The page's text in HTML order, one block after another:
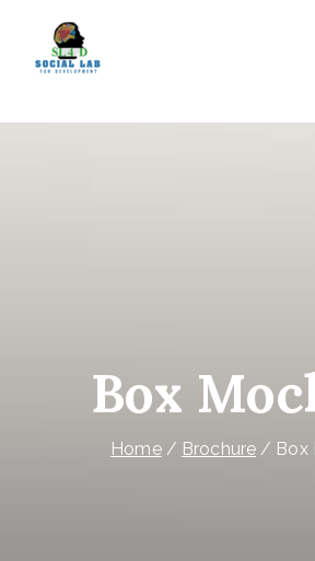
content
SL4D dispose d’une
Box
Home Brochure Box